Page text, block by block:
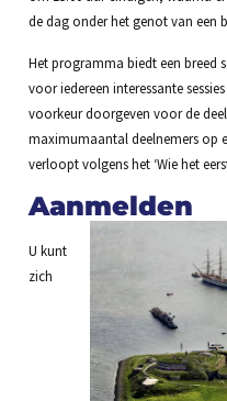
de dag onder het genot van een
Het programma biedt een breed
voor iedereen interessante
voorkeur doorgeven voor de
maximumaantal deelnemers op
verloopt volgens het ‘Wie het
Aanmelden
U kunt
zich